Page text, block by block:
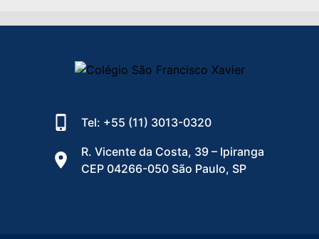
Tel: +55 (11) 3013-0320
R. Vicente da Costa, 39 – Ipiranga
CEP 04266-050 São Paulo, SP